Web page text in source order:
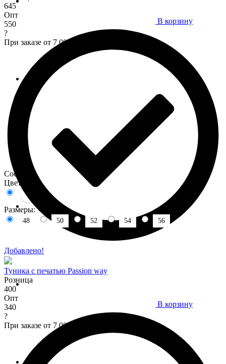
В корзину
Добавлено!
Состав :
Цвета:
Размеры:
48 50 52 54 56
В корзину
645
Опт
550
?
При заказе от 7 000 р.
Туника c печатью Passion way
Розница
400
Опт
340
?
При заказе от 7 000 р.